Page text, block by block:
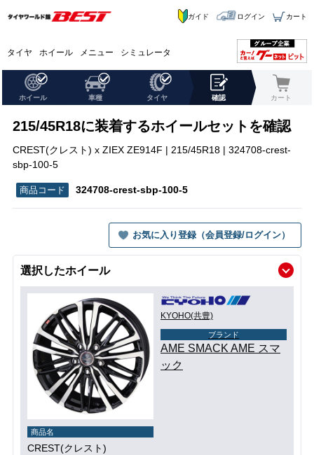
タイヤ ホイール メニュー シミュレータ
ガイド ログイン カート
ホイール 車種 タイヤ 確認 カート
215/45R18に装着するホイールセットを確認
CREST(クレスト) x ZIEX ZE914F | 215/45R18 | 324708-crest-
sbp-100-5
324708-crest-sbp-100-5
お気に入り登録（会員登録/ログイン）
選択したホイール
KYOHO(共豊)
ブランド
AME SMACK AME スマ
ック
商品名
CREST(クレスト)